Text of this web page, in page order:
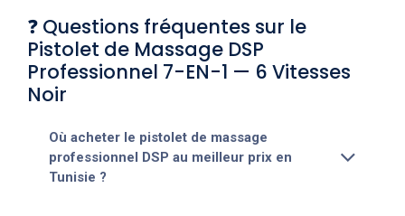
❓ Questions fréquentes sur le
Pistolet de Massage DSP
Professionnel 7-EN-1 — 6 Vitesses
Noir
Où acheter le pistolet de massage
professionnel DSP au meilleur prix en
Tunisie ?